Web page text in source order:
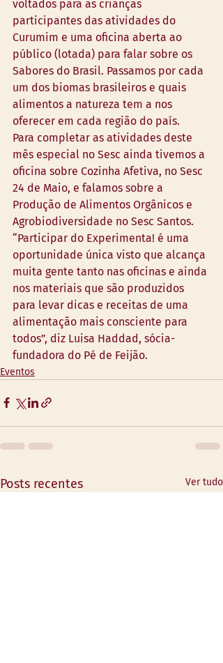
voltados para as crianças
participantes das atividades do
Curumim e uma oficina aberta ao
público (lotada) para falar sobre os
Sabores do Brasil. Passamos por cada
um dos biomas brasileiros e quais
alimentos a natureza tem a nos
oferecer em cada região do país.
Para completar as atividades deste
mês especial no Sesc ainda tivemos a
oficina sobre Cozinha Afetiva, no Sesc
24 de Maio, e falamos sobre a
Produção de Alimentos Orgânicos e
Agrobiodiversidade no Sesc Santos.
“Participar do Experimenta! é uma
oportunidade única visto que alcança
muita gente tanto nas oficinas e ainda
nos materiais que são produzidos
para levar dicas e receitas de uma
alimentação mais consciente para
todos”, diz Luisa Haddad, sócia-
fundadora do Pé de Feijão.
Eventos
Posts recentes Ver tudo